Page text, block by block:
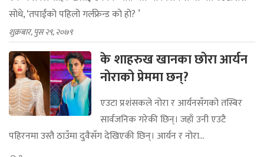
सोधे, ‘तपाईंको पहिलो गर्लफ्रेन्ड को हो? ’
शुक्रबार, पुस २९, २०७९
के शाहरुख खानका छोरा आर्यन
नोराको प्रेममा छन्?
एउटा प्रशंसकले नोरा र आर्यनसँगको तस्बिर
सार्वजनिक गरेकी छिन्। जहाँ उनी एउटै
पहिरनमा उस्तै ठाउँमा दुवैसँग देखिएकी छिन्। आर्यन र नोरा...